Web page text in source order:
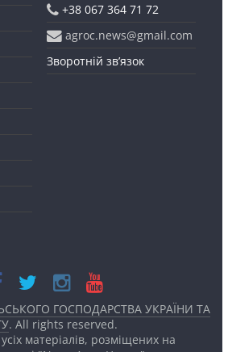
+38 067 364 71 72
agroc.news@gmail.com
Зворотній зв’язок
ГОСПОДАРСТВА УКРАЇНИ ТА
. All rights reserved.
матеріалів, розміщених на